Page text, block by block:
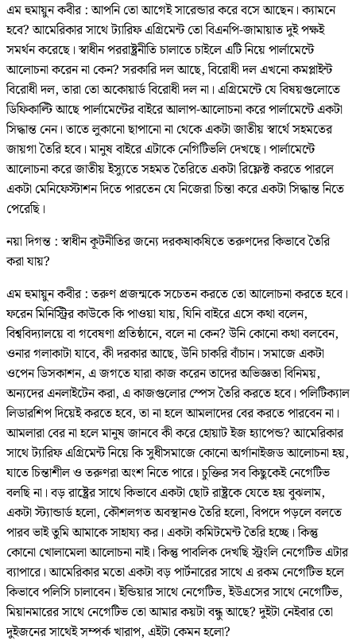
এম হুমায়ুন কবীর : আপনি তো আগেই সারেন্ডার করে বসে আছেন। ক্যামনে
হবে? আমেরিকার সাথে ট্যারিফ এগ্রিমেন্ট তো বিএনপি-জামায়াত দুই পক্ষই
সমর্থন করেছে। স্বাধীন পররাষ্ট্রনীতি চালাতে চাইলে এটি নিয়ে পার্লামেন্টে
আলোচনা করেন না কেন? সরকারি দল আছে, বিরোধী দল এখনো কমপ্লাইন্ট
বিরোধী দল, তারা তো অকোয়ার্ড বিরোধী দল না। এগ্রিমেন্টে যে বিষয়গুলোতে
ডিফিকাল্টি আছে পার্লামেন্টের বাইরে আলাপ-আলোচনা করে পার্লামেন্টে একটা
সিদ্ধান্ত নেন। তাতে লুকানো ছাপানো না থেকে একটা জাতীয় স্বার্থে সহমতের
জায়গা তৈরি হবে। মানুষ বাইরে এটাকে নেগিটিভলি দেখছে। পার্লামেন্টে
আলোচনা করে জাতীয় ইস্যুতে সহমত তৈরিতে একটা রিফ্লেক্ট করতে পারলে
একটা মেনিফেস্টাশন দিতে পারতেন যে নিজেরা চিন্তা করে একটা সিদ্ধান্ত নিতে
পেরেছি।
নয়া দিগন্ত : স্বাধীন কূটনীতির জন্যে দরকষাকষিতে তরুণদের কিভাবে তৈরি
করা যায়?
এম হুমায়ুন কবীর : তরুণ প্রজন্মকে সচেতন করতে তো আলোচনা করতে হবে।
ফরেন মিনিস্ট্রির কাউকে কি পাওয়া যায়, যিনি বাইরে এসে কথা বলেন,
বিশ্ববিদ্যালয়ে বা গবেষণা প্রতিষ্ঠানে, বলে না কেন? উনি কোনো কথা বলবেন,
ওনার গলাকাটা যাবে, কী দরকার আছে, উনি চাকরি বাঁচান। সমাজে একটা
ওপেন ডিসকাশন, এ জগতে যারা কাজ করেন তাদের অভিজ্ঞতা বিনিময়,
অন্যদের এনলাইটেন করা, এ কাজগুলোর স্পেস তৈরি করতে হবে। পলিটিক্যাল
লিডারশিপ দিয়েই করতে হবে, তা না হলে আমলাদের বের করতে পারবেন না।
আমলারা বের না হলে মানুষ জানবে কী করে হোয়াট ইজ হ্যাপেন্ড? আমেরিকার
সাথে ট্যারিফ এগ্রিমেন্ট নিয়ে কি সুধীসমাজে কোনো অর্গানাইজড আলোচনা হয়,
যাতে চিন্তাশীল ও তরুণরা অংশ নিতে পারে। চুক্তির সব কিছুকেই নেগেটিভ
বলছি না। বড় রাষ্ট্রের সাথে কিভাবে একটা ছোট রাষ্ট্রকে যেতে হয় বুঝলাম,
একটা স্ট্যান্ডার্ড হলো, কৌশলগত অবস্থানও তৈরি হলো, বিপদে পড়লে বলতে
পারব ভাই তুমি আমাকে সাহায্য কর। একটা কমিটমেন্ট তৈরি হচ্ছে। কিন্তু
কোনো খোলামেলা আলোচনা নাই। কিন্তু পাবলিক দেখছি স্ট্রংলি নেগেটিভ এটার
ব্যাপারে। আমেরিকার মতো একটা বড় পার্টনারের সাথে এ রকম নেগেটিভ হলে
কিভাবে পলিসি চালাবেন। ইন্ডিয়ার সাথে নেগেটিভ, ইউএসের সাথে নেগেটিভ,
মিয়ানমারের সাথে নেগেটিভ তো আমার কয়টা বন্ধু আছে? দুইটা নেইবার তো
দুইজনের সাথেই সম্পর্ক খারাপ, এইটা কেমন হলো?